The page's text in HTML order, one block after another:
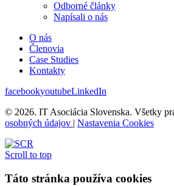
Odborné články
Napísali o nás
O nás
Členovia
Case Studies
Kontakty
facebookyoutubeLinkedIn
© 2026. IT Asociácia Slovenska. Všetky
osobných údajov | Nastavenia Cookies
Scroll to top
Táto stránka používa cookies